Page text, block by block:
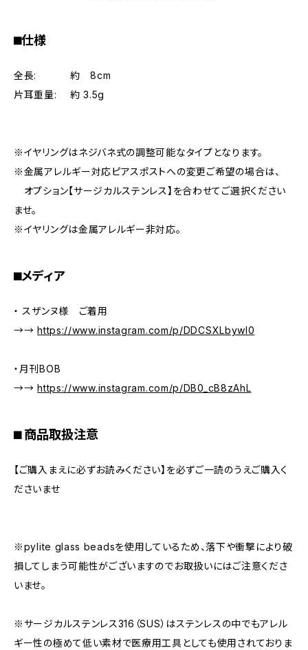
⬛︎仕様
全長: 約 8cm
片耳重量: 約 3.5g
※イヤリングはネジバネ式の調整可能なタイプとなります。
※金属アレルギー対応ピアスポストへの変更ご希望の場合は、
オプション【サージカルステンレス】を合わせてご選択ください
ませ。
※イヤリングは金属アレルギー非対応。
⬛︎メディア
・ スザンヌ様 ご着用
→→https://www.instagram.com/p/DDCSXLbywl0
・月刊BOB
→→https://www.instagram.com/p/DB0_cB8zAhL
⬛︎ 商品取扱注意
【ご購入まえに必ずお読みください】を必ずご一読のうえご購入く
ださいませ
※pylite glass beadsを使用しているため、落下や衝撃により破
損してしまう可能性がございますのでお取扱いにはご注意くださ
いませ。
※サージカルステンレス316（SUS）はステンレスの中でもアレル
ギー性の極めて低い素材で医療用工具としても使用されておりま